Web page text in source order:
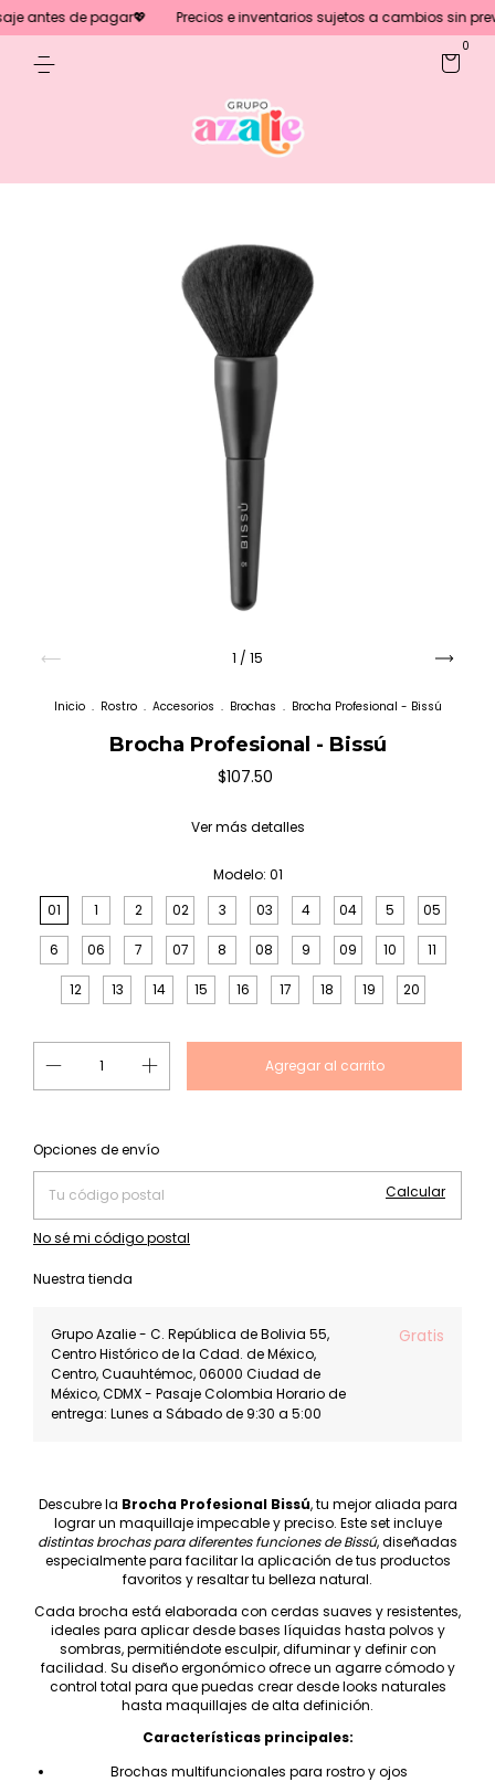
antes de pagar💖 Precios e inventarios sujetos a cambios sin
0
1 / 15
Inicio . Rostro . Accesorios . Brochas . Brocha Profesional - Bissú
Brocha Profesional - Bissú
$107.50
Ver más detalles
Modelo: 01
01
1 2 02 3 03 4 04 5 05
6 06 7 07 8 08 9 09 10 11
12 13 14 15 16 17 18 19 20
Entregas para el CP:
Opciones de envío
Calcular
No sé mi código postal
Nuestra tienda
Grupo Azalie - C. República de Bolivia 55,
Centro Histórico de la Cdad. de México,
Centro, Cuauhtémoc, 06000 Ciudad de
México, CDMX - Pasaje Colombia Horario de
entrega: Lunes a Sábado de 9:30 a 5:00
Gratis
Descubre la Brocha Profesional Bissú, tu mejor aliada para
lograr un maquillaje impecable y preciso. Este set incluye
distintas brochas para diferentes funciones de Bissú, diseñadas
especialmente para facilitar la aplicación de tus productos
favoritos y resaltar tu belleza natural.
Cada brocha está elaborada con cerdas suaves y resistentes,
ideales para aplicar desde bases líquidas hasta polvos y
sombras, permitiéndote esculpir, difuminar y definir con
facilidad. Su diseño ergonómico ofrece un agarre cómodo y
control total para que puedas crear desde looks naturales
hasta maquillajes de alta definición.
Características principales:
Brochas multifuncionales para rostro y ojos